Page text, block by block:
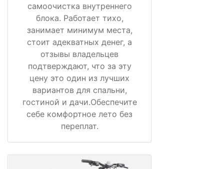
самоочистка внутреннего
блока. Работает тихо,
занимает минимум места,
стоит адекватных денег, а
отзывы владельцев
подтверждают, что за эту
цену это один из лучших
вариантов для спальни,
гостиной и дачи.Обеспечите
себе комфортное лето без
переплат.